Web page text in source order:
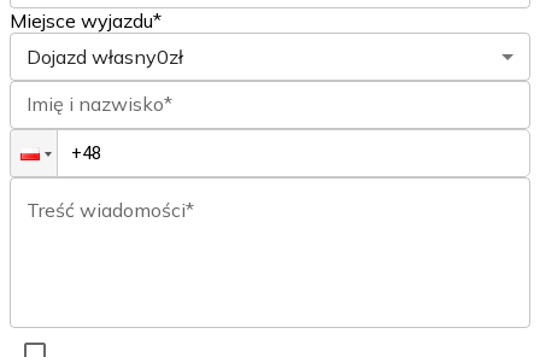
Miejsce wyjazdu*
Dojazd własny0zł
Imię i nazwisko*
Treść wiadomości*